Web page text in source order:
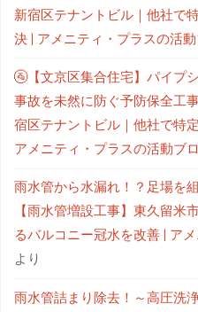
新宿区テナントビル｜他社で
決 | アメニティ・プラスの活
🚰【文京区集合住宅】パイプ
事故を未然に防ぐ予防保全工
宿区テナントビル｜他社で特
アメニティ・プラスの活動ブ
雨水管から水漏れ！？足場を
【雨水管増設工事】東久留米
るバルコニー冠水を改善 | ア
より
雨水管詰まり除去！～高圧洗